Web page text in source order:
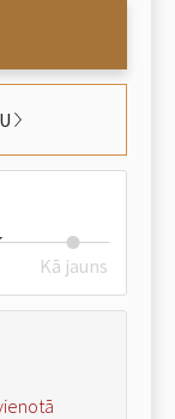
Kā jauns